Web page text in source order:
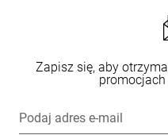
Zapisz się, aby
Podaj adres e-mail